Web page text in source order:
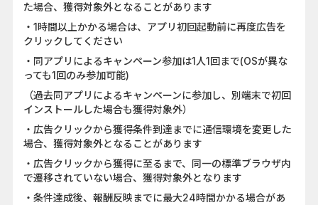
た場合、獲得対象外となることがあります
・1時間以上かかる場合は、アプリ初回起動前に再度広告を
クリックしてください
・同アプリによるキャンペーン参加は1人1回まで(OSが異な
っても1回のみ参加可能)
（過去同アプリによるキャンペーンに参加し、別端末で初回
インストールした場合も獲得対象外）
・広告クリックから獲得条件到達までに通信環境を変更した
場合、獲得対象外となることがあります
・広告クリックから獲得に至るまで、同一の標準ブラウザ内
で遷移されていない場合、獲得対象外となります
・条件達成後、報酬反映までに最大24時間かかる場合があ